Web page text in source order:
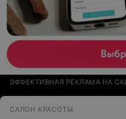
ЭФФЕКТИВНАЯ РЕКЛАМА НА
САЛОН КРАСОТЫ